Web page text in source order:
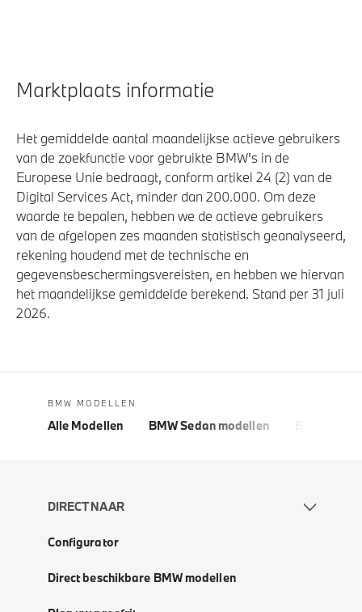
Marktplaats informatie
Het gemiddelde aantal maandelijkse actieve gebruikers
van de zoekfunctie voor gebruikte BMW's in de
Europese Unie bedraagt, conform artikel 24 (2) van de
Digital Services Act, minder dan 200.000. Om deze
waarde te bepalen, hebben we de actieve gebruikers
van de afgelopen zes maanden statistisch geanalyseerd,
rekening houdend met de technische en
gegevensbeschermingsvereisten, en hebben we hiervan
het maandelijkse gemiddelde berekend. Stand per 31 juli
2026.
BMW MODELLEN
Alle Modellen BMW Sedan modellen
DIRECT NAAR
Configurator
Direct beschikbare BMW modellen